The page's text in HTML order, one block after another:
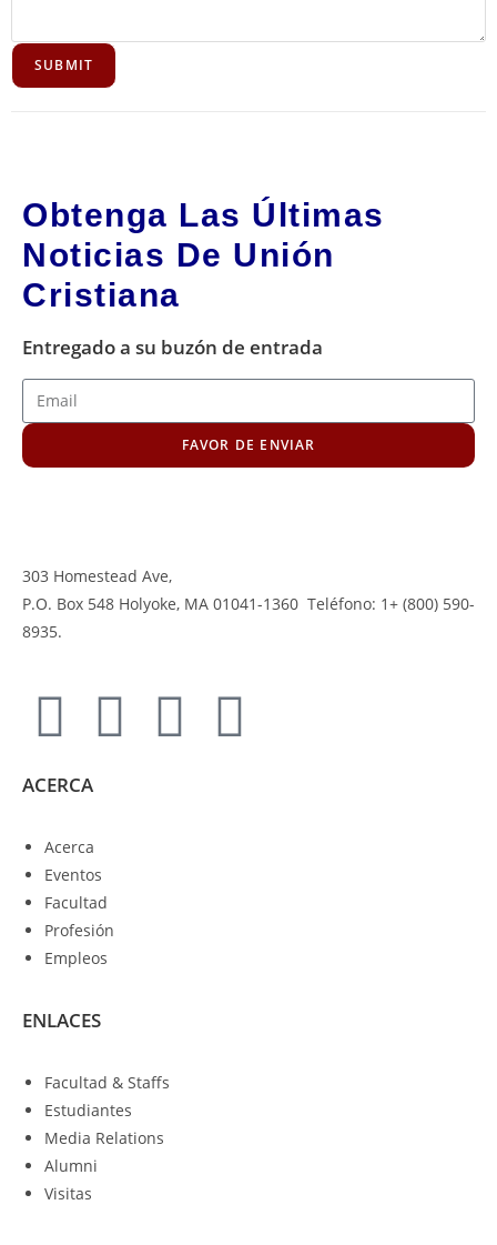
Obtenga Las Últimas
Noticias De Unión
Cristiana
Entregado a su buzón de entrada
FAVOR DE ENVIAR
303 Homestead Ave,
P.O. Box 548 Holyoke, MA 01041-1360 Teléfono: 1+ (800) 590-
8935.
ACERCA
Acerca
Eventos
Facultad
Profesión
Empleos
ENLACES
Facultad & Staffs
Estudiantes
Media Relations
Alumni
Visitas